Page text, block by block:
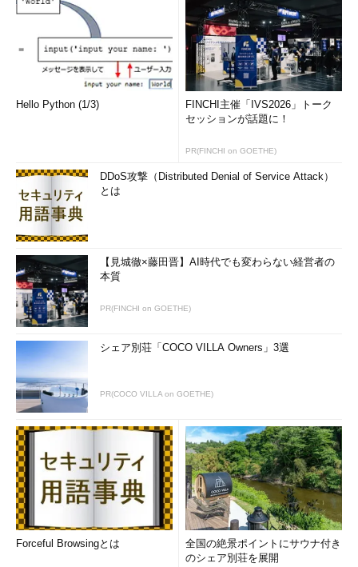
Hello Python (1/3)
FINCHI主催「IVS2026」トーク
セッションが話題に！
PR(FINCHI on GOETHE)
DDoS攻撃（Distributed Denial of Service Attack）
とは
【見城徹×藤田晋】AI時代でも変わらない経営者の
本質
PR(FINCHI on GOETHE)
シェア別荘「COCO VILLA Owners」3選
PR(COCO VILLA on GOETHE)
Forceful Browsingとは
全国の絶景ポイントにサウナ付き
のシェア別荘を展開